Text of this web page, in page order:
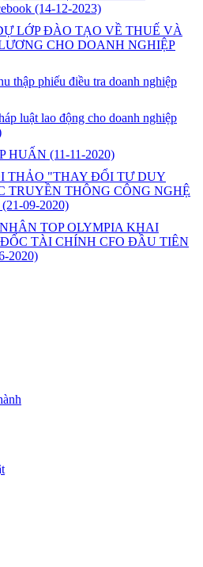
(14-12-2023)
LỚP ĐÀO TẠO VỀ THUẾ VÀ
CHO DOANH NGHIỆP
thập phiếu điều tra doanh nghiệp
luật lao động cho doanh nghiệp
HUẤN (11-11-2020)
THẢO "THAY ĐỔI TƯ DUY
TRUYỀN THÔNG CÔNG NGHỆ
(21-09-2020)
TOP OLYMPIA KHAI
TÀI CHÍNH CFO ĐẦU TIÊN
2020)